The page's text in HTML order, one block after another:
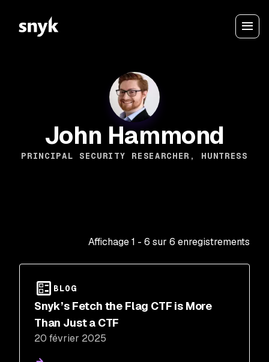
John Hammond
PRINCIPAL SECURITY RESEARCHER, HUNTRESS
Affichage1 - 6 sur 6 enregistrements
BLOG
Snyk’s Fetch the Flag CTF is More
Than Just a CTF
20 février 2025